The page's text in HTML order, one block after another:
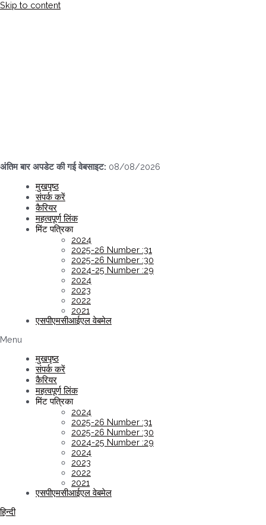
Skip to content
अंतिम बार अपडेट की गई वेबसाइट: 08/08/2026
मुखपृष्ठ
संपर्क करें
कैरियर
महत्वपूर्ण लिंक
मिंट पत्रिका
2024
2025-26 Number :31
2025-26 Number :30
2024-25 Number :29
2024
2023
2022
2021
एसपीएमसीआईएल वेबमेल
Menu
मुखपृष्ठ
संपर्क करें
कैरियर
महत्वपूर्ण लिंक
मिंट पत्रिका
2024
2025-26 Number :31
2025-26 Number :30
2024-25 Number :29
2024
2023
2022
2021
एसपीएमसीआईएल वेबमेल
हिन्दी